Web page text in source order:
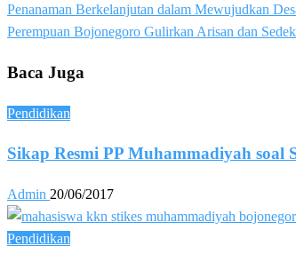
Post
Previous
Post
Penanaman Berkelanjutan dalam Mewujudkan
Next
Perempuan Bojonegoro Gulirkan Arisan dan
Baca Juga
Pendidikan
Sikap Resmi PP Muhammadiyah soal
Admin 20/06/2017
Pendidikan